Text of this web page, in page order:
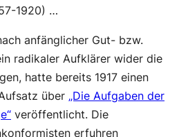
1920) …
anfänglicher Gut- bzw.
radikaler Aufklärer wider die
hatte bereits 1917 einen
über „Die Aufgaben der
veröffentlicht. Die
erfuhren